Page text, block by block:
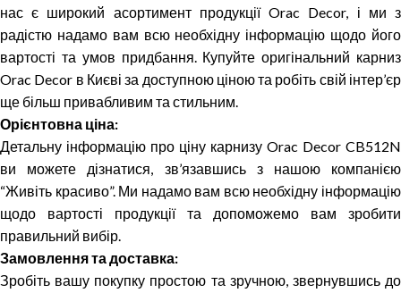
нас є широкий асортимент продукції Orac Decor, і ми з
радістю надамо вам всю необхідну інформацію щодо його
вартості та умов придбання. Купуйте оригінальний карниз
Orac Decor в Києві за доступною ціною та робіть свій інтер’єр
ще більш привабливим та стильним.
Орієнтовна ціна:
Детальну інформацію про ціну карнизу Orac Decor CB512N
ви можете дізнатися, зв’язавшись з нашою компанією
“Живіть красиво”. Ми надамо вам всю необхідну інформацію
щодо вартості продукції та допоможемо вам зробити
правильний вибір.
Замовлення та доставка:
Зробіть вашу покупку простою та зручною, звернувшись до